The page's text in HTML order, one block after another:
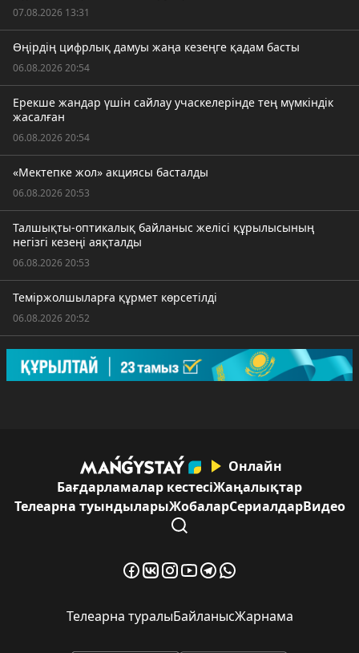
07.08.2026 13:31
Өңірдің цифрлық дамуы жаңа кезеңге қадам басты
06.08.2026 20:54
Ерекше жандар үшін сайлау учаскелерінде тең мүмкіндік
жасалған
06.08.2026 20:54
«Мектепке жол» акциясы басталды
06.08.2026 20:53
Талшықты-оптикалық байланыс желісі құрылысының
негізгі кезеңі аяқталды
06.08.2026 20:53
Теміржолшыларға құрмет көрсетілді
06.08.2026 20:52
Онлайн
Бағдарламалар кестесіЖаңалықтар
Телеарна туындыларыЖобаларСериалдарВидео
Телеарна туралыБайланысЖарнама